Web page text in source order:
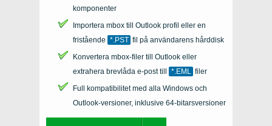
komponenter
Importera mbox till Outlook profil eller en
fristående *.PST fil på användarens hårddisk
Konvertera mbox-filer till Outlook eller
extrahera brevlåda e-post till
*.EML filer
Full kompatibilitet med alla Windows och
Outlook-versioner, inklusive 64-bitarsversioner